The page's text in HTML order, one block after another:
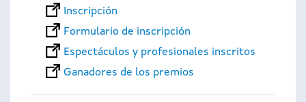
Inscripción
Formulario de inscripción
Espectáculos y profesionales inscritos
Ganadores de los premios